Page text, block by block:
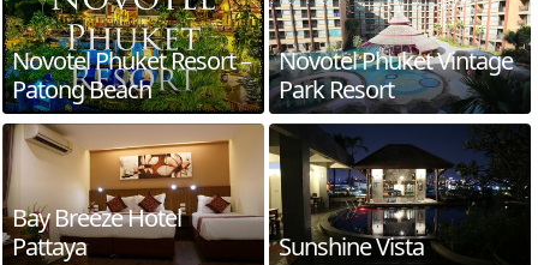
Novotel Phuket Resort –
Patong Beach
Novotel Phuket Vintage
Park Resort
Bay Breeze Hotel
Pattaya
Sunshine Vista